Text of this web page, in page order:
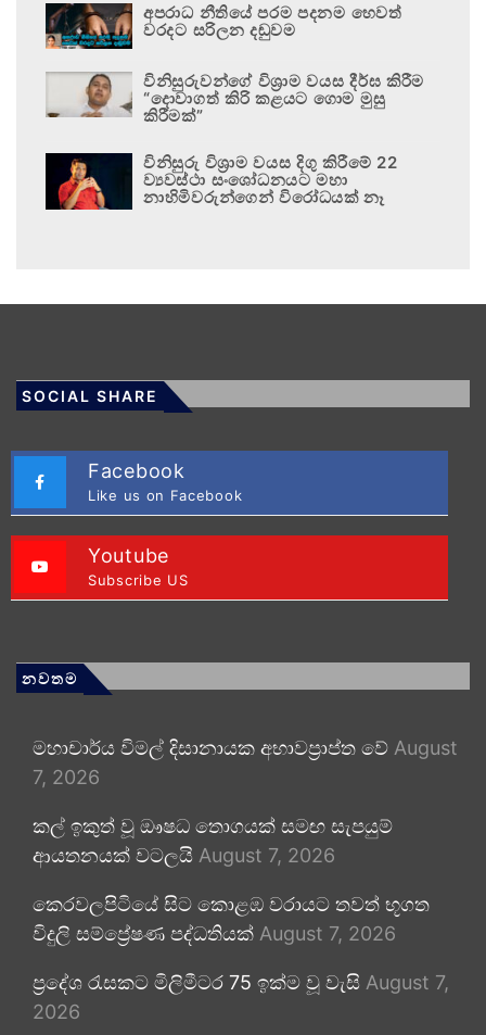
අපරාධ නීතියේ පරම පදනම හෙවත්
වරදට සරිලන දඬුවම
විනිසුරුවන්ගේ විශ්‍රාම වයස දීර්ඝ කිරීම
“දොවාගත් කිරි කළයට ගොම මුසු
කිරීමක්”
විනිසුරු විශ්‍රාම වයස දිගු කිරීමේ 22
ව්‍යවස්ථා සංශෝධනයට මහා
නාහිමිවරුන්ගෙන් විරෝධයක් නෑ
SOCIAL SHARE
Facebook
Like us on Facebook
Youtube
Subscribe US
නවතම
මහාචාර්ය විමල් දිසානායක අභාවප්‍රාප්ත වේ August
7, 2026
කල් ඉකුත් වූ ඖෂධ තොගයක් සමඟ සැපයුම්
ආයතනයක් වටලයි August 7, 2026
කෙරවලපිටියේ සිට කොළඹ වරායට තවත් භූගත
විදුලි සම්ප්‍රේෂණ පද්ධතියක් August 7, 2026
ප්‍රදේශ රැසකට මිලිමීටර 75 ඉක්ම වූ වැසි August 7,
2026